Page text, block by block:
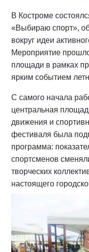
В Костроме
«Выбираю спорт»,
вокруг идеи
Мероприятие
площади в рамках
ярким событием
С самого начала
центральная
движения и
фестиваля была
программа:
спортсменов
творческих
настоящего